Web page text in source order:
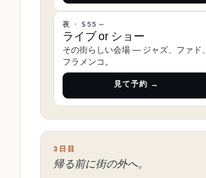
夜 · $55～
ライブ or ショー
その街らしい会場 ― ジャズ、ファド、
フラメンコ。
見て予約 →
3日目
帰る前に街の外へ。